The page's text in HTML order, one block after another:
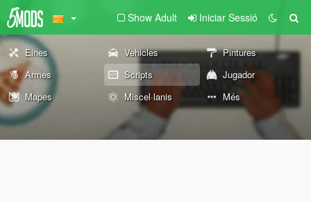
Show Adult Iniciar Sessió
Eines Vehicles
Pintures
Armes
Scripts
Jugador
Mapes
Miscel·lanis Més